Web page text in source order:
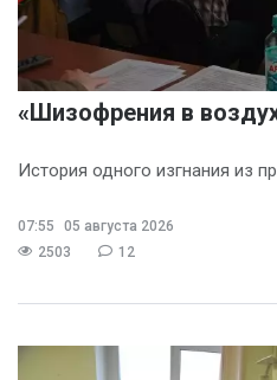
«Шизофрения в
История одного изгнания из
07:55
05 августа 2026
2503
12